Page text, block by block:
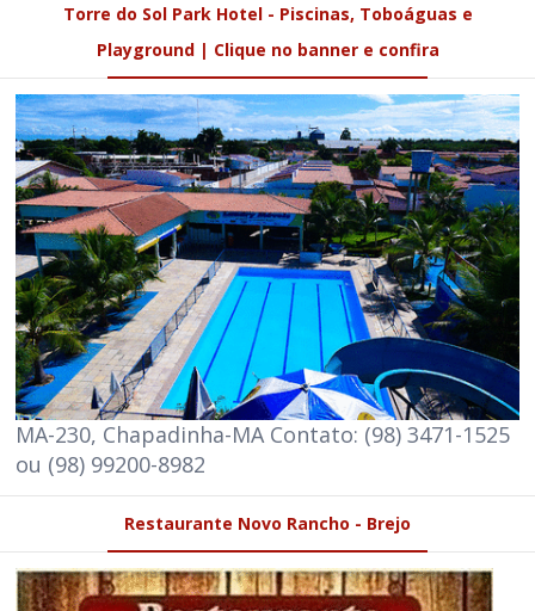
Torre do Sol Park Hotel - Piscinas, Toboáguas e
Playground | Clique no banner e confira
MA-230, Chapadinha-MA Contato: (98) 3471-1525
ou (98) 99200-8982
Restaurante Novo Rancho - Brejo